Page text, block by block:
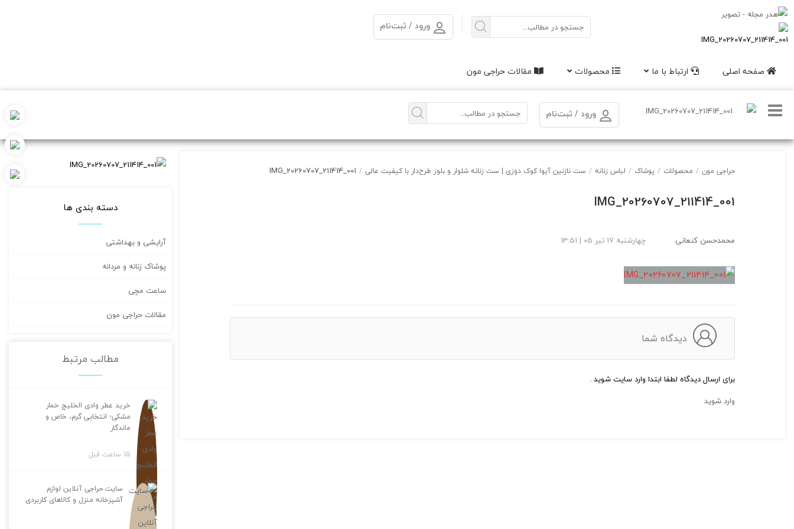
ورود / ثبت‌نام
صفحه اصلی ارتباط با ما محصولات مقالات حراجی مون
ورود / ثبت‌نام
حراجی مون / محصولات / پوشاک / لباس زنانه / ست نازنین آیوا کوک دوزی | ست زنانه شلوار و بلوز طرح‌دار با کیفیت عالی /
IMG_20260707_211414_001
IMG_20260707_211414_001
محمدحسن کنعانی چهارشنبه 17 تیر 05 | 13:51
دیدگاه شما
برای ارسال دیدگاه لطفا ابتدا وارد سایت شوید .
وارد شوید
دسته بندی ها
آرایشی و بهداشتی
پوشاک زنانه و مردانه
ساعت مچی
مقالات حراجی مون
مطالب مرتبط
خرید عطر وادی الخلیج خمار
مشکی؛ انتخابی گرم، خاص و
ماندگار
15 ساعت قبل
سایت حراجی آنلاین لوازم
آشپزخانه منزل و کالاهای کاربردی